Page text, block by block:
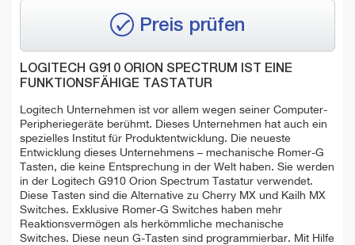
Preis prüfen
LOGITECH G910 ORION SPECTRUM IST EINE
FUNKTIONSFÄHIGE TASTATUR
Logitech Unternehmen ist vor allem wegen seiner Computer-
Peripheriegeräte berühmt. Dieses Unternehmen hat auch ein
spezielles Institut für Produktentwicklung. Die neueste
Entwicklung dieses Unternehmens – mechanische Romer-G
Tasten, die keine Entsprechung in der Welt haben. Sie werden
in der Logitech G910 Orion Spectrum Tastatur verwendet.
Diese Tasten sind die Alternative zu Cherry MX und Kailh MX
Switches. Exklusive Romer-G Switches haben mehr
Reaktionsvermögen als herkömmliche mechanische
Switches. Diese neun G-Tasten sind programmierbar. Mit Hilfe